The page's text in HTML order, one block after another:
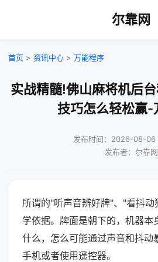
尔靠网
首页 > 资讯中心 > 万能程序
实战精髓!佛山麻将机后
技巧怎么轻松赢-
发布时间：2026-08-06
发布者：尔靠网
所谓的"听声音辨好牌"、"看抖
学依据。牌面是朝下的，机器本
什么，怎么可能通过声音和抖动
手机或者使用遥控器。